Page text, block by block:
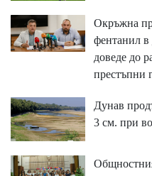
Окръжна
фентанил в
доведе до
престъпни
Дунав
3 см. при